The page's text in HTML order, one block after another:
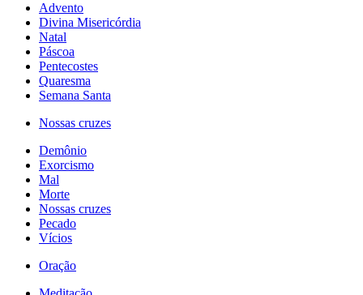
Advento
Divina Misericórdia
Natal
Páscoa
Pentecostes
Quaresma
Semana Santa
Nossas cruzes
Demônio
Exorcismo
Mal
Morte
Nossas cruzes
Pecado
Vícios
Oração